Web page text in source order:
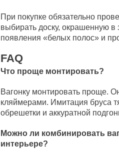
При покупке обязательно
выбирать доску, окрашенную в
появления «белых полос» и
FAQ
Что проще монтировать?
Вагонку монтировать проще.
кляймерами. Имитация бруса
обрешетки и аккуратной
Можно ли комбинировать
интерьере?